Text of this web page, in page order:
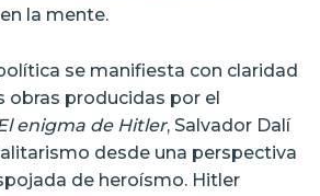
la mente.
se manifiesta con claridad
obras producidas por el
enigma de Hitler, Salvador Dalí
desde una perspectiva
de heroísmo. Hitler